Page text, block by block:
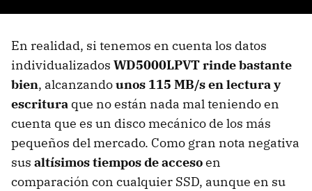
En realidad, si tenemos en cuenta los datos
individualizados WD5000LPVT rinde bastante
bien, alcanzandounos 115 MB/s en lectura y
escritura que no están nada mal teniendo en
cuenta que es un disco mecánico de los más
pequeños del mercado. Como gran nota negativa
sus altísimos tiempos de accesoen
comparación con cualquier SSD, aunque en su